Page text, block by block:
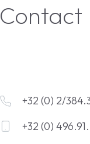
Contact
+32 (0) 2/
+32 (0)